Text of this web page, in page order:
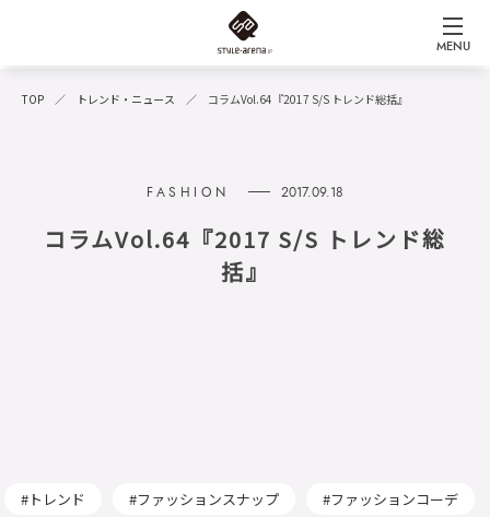
MENU
TOP トレンド・ニュース コラムVol.64『2017 S/S トレンド総括』
FASHION 2017.09.18
コラムVol.64『2017 S/S トレンド総
括』
トレンド ファッションスナップ ファッションコーデ